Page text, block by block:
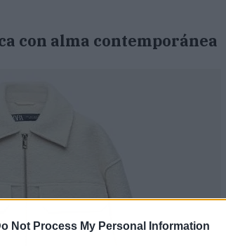
Not Process My Personal Information
con alma contemporánea